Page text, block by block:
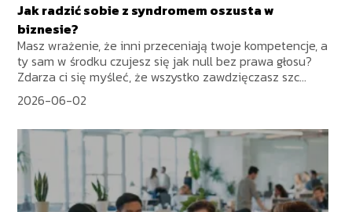
Jak radzić sobie z syndromem oszusta w
biznesie?
Masz wrażenie, że inni przeceniają twoje kompetencje, a
ty sam w środku czujesz się jak null bez prawa głosu?
Zdarza ci się myśleć, że wszystko zawdzięczasz szc...
2026-06-02